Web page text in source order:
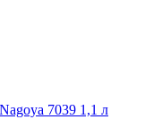
7039 1,1 л